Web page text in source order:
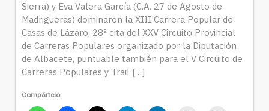
Sierra) y Eva Valera García (C.A. 27 de Agosto de
Madrigueras) dominaron la XIII Carrera Popular de
Casas de Lázaro, 28ª cita del XXV Circuito Provincial
de Carreras Populares organizado por la Diputación
de Albacete, puntuable también para el V Circuito de
Carreras Populares y Trail […]
Compártelo: